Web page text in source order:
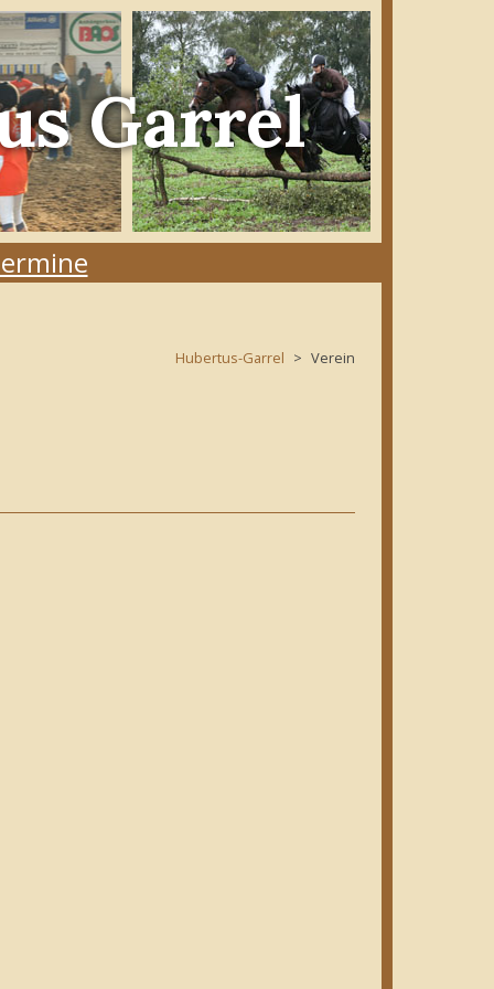
Garrel
Hubertus-Garrel Verein